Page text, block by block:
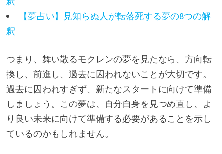
【夢占い】見知らぬ人が転落死する夢の8つの解
釈
つまり、舞い散るモクレンの夢を見たなら、方向転
換し、前進し、過去に囚われないことが大切です。
過去に囚われすぎず、新たなスタートに向けて準備
しましょう。この夢は、自分自身を見つめ直し、よ
り良い未来に向けて準備する必要があることを示し
ているのかもしれません。